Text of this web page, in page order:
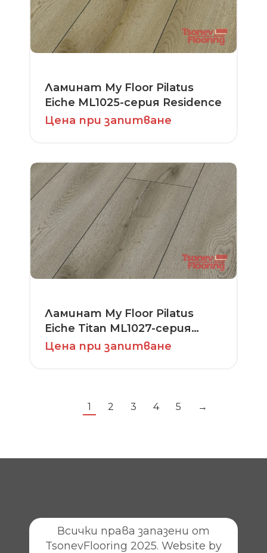
Ламинат My Floor Pilatus
Eiche ML1025-серия Residence
Цена при запитване
Ламинат My Floor Pilatus
Eiche Titan ML1027-серия
Residence
Цена при запитване
1 2 3 4 5 →
Всички права запазени от
TsonevFlooring 2025. Website by